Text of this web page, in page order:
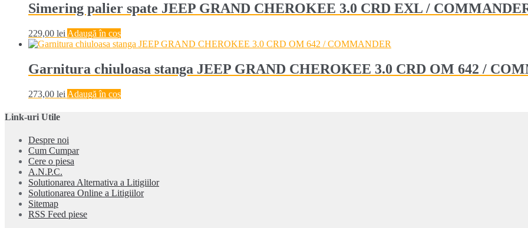
Simering palier spate JEEP GRAND CHEROKEE 3.0 CRD EXL /
229,00 lei Adaugă în coș
Garnitura chiuloasa stanga JEEP GRAND CHEROKEE 3.0 CRD OM 642 /
273,00 lei Adaugă în coș
Link-uri Utile
Despre noi
Cum Cumpar
Cere o piesa
A.N.P.C.
Solutionarea Alternativa a Litigiilor
Solutionarea Online a Litigiilor
Sitemap
RSS Feed piese